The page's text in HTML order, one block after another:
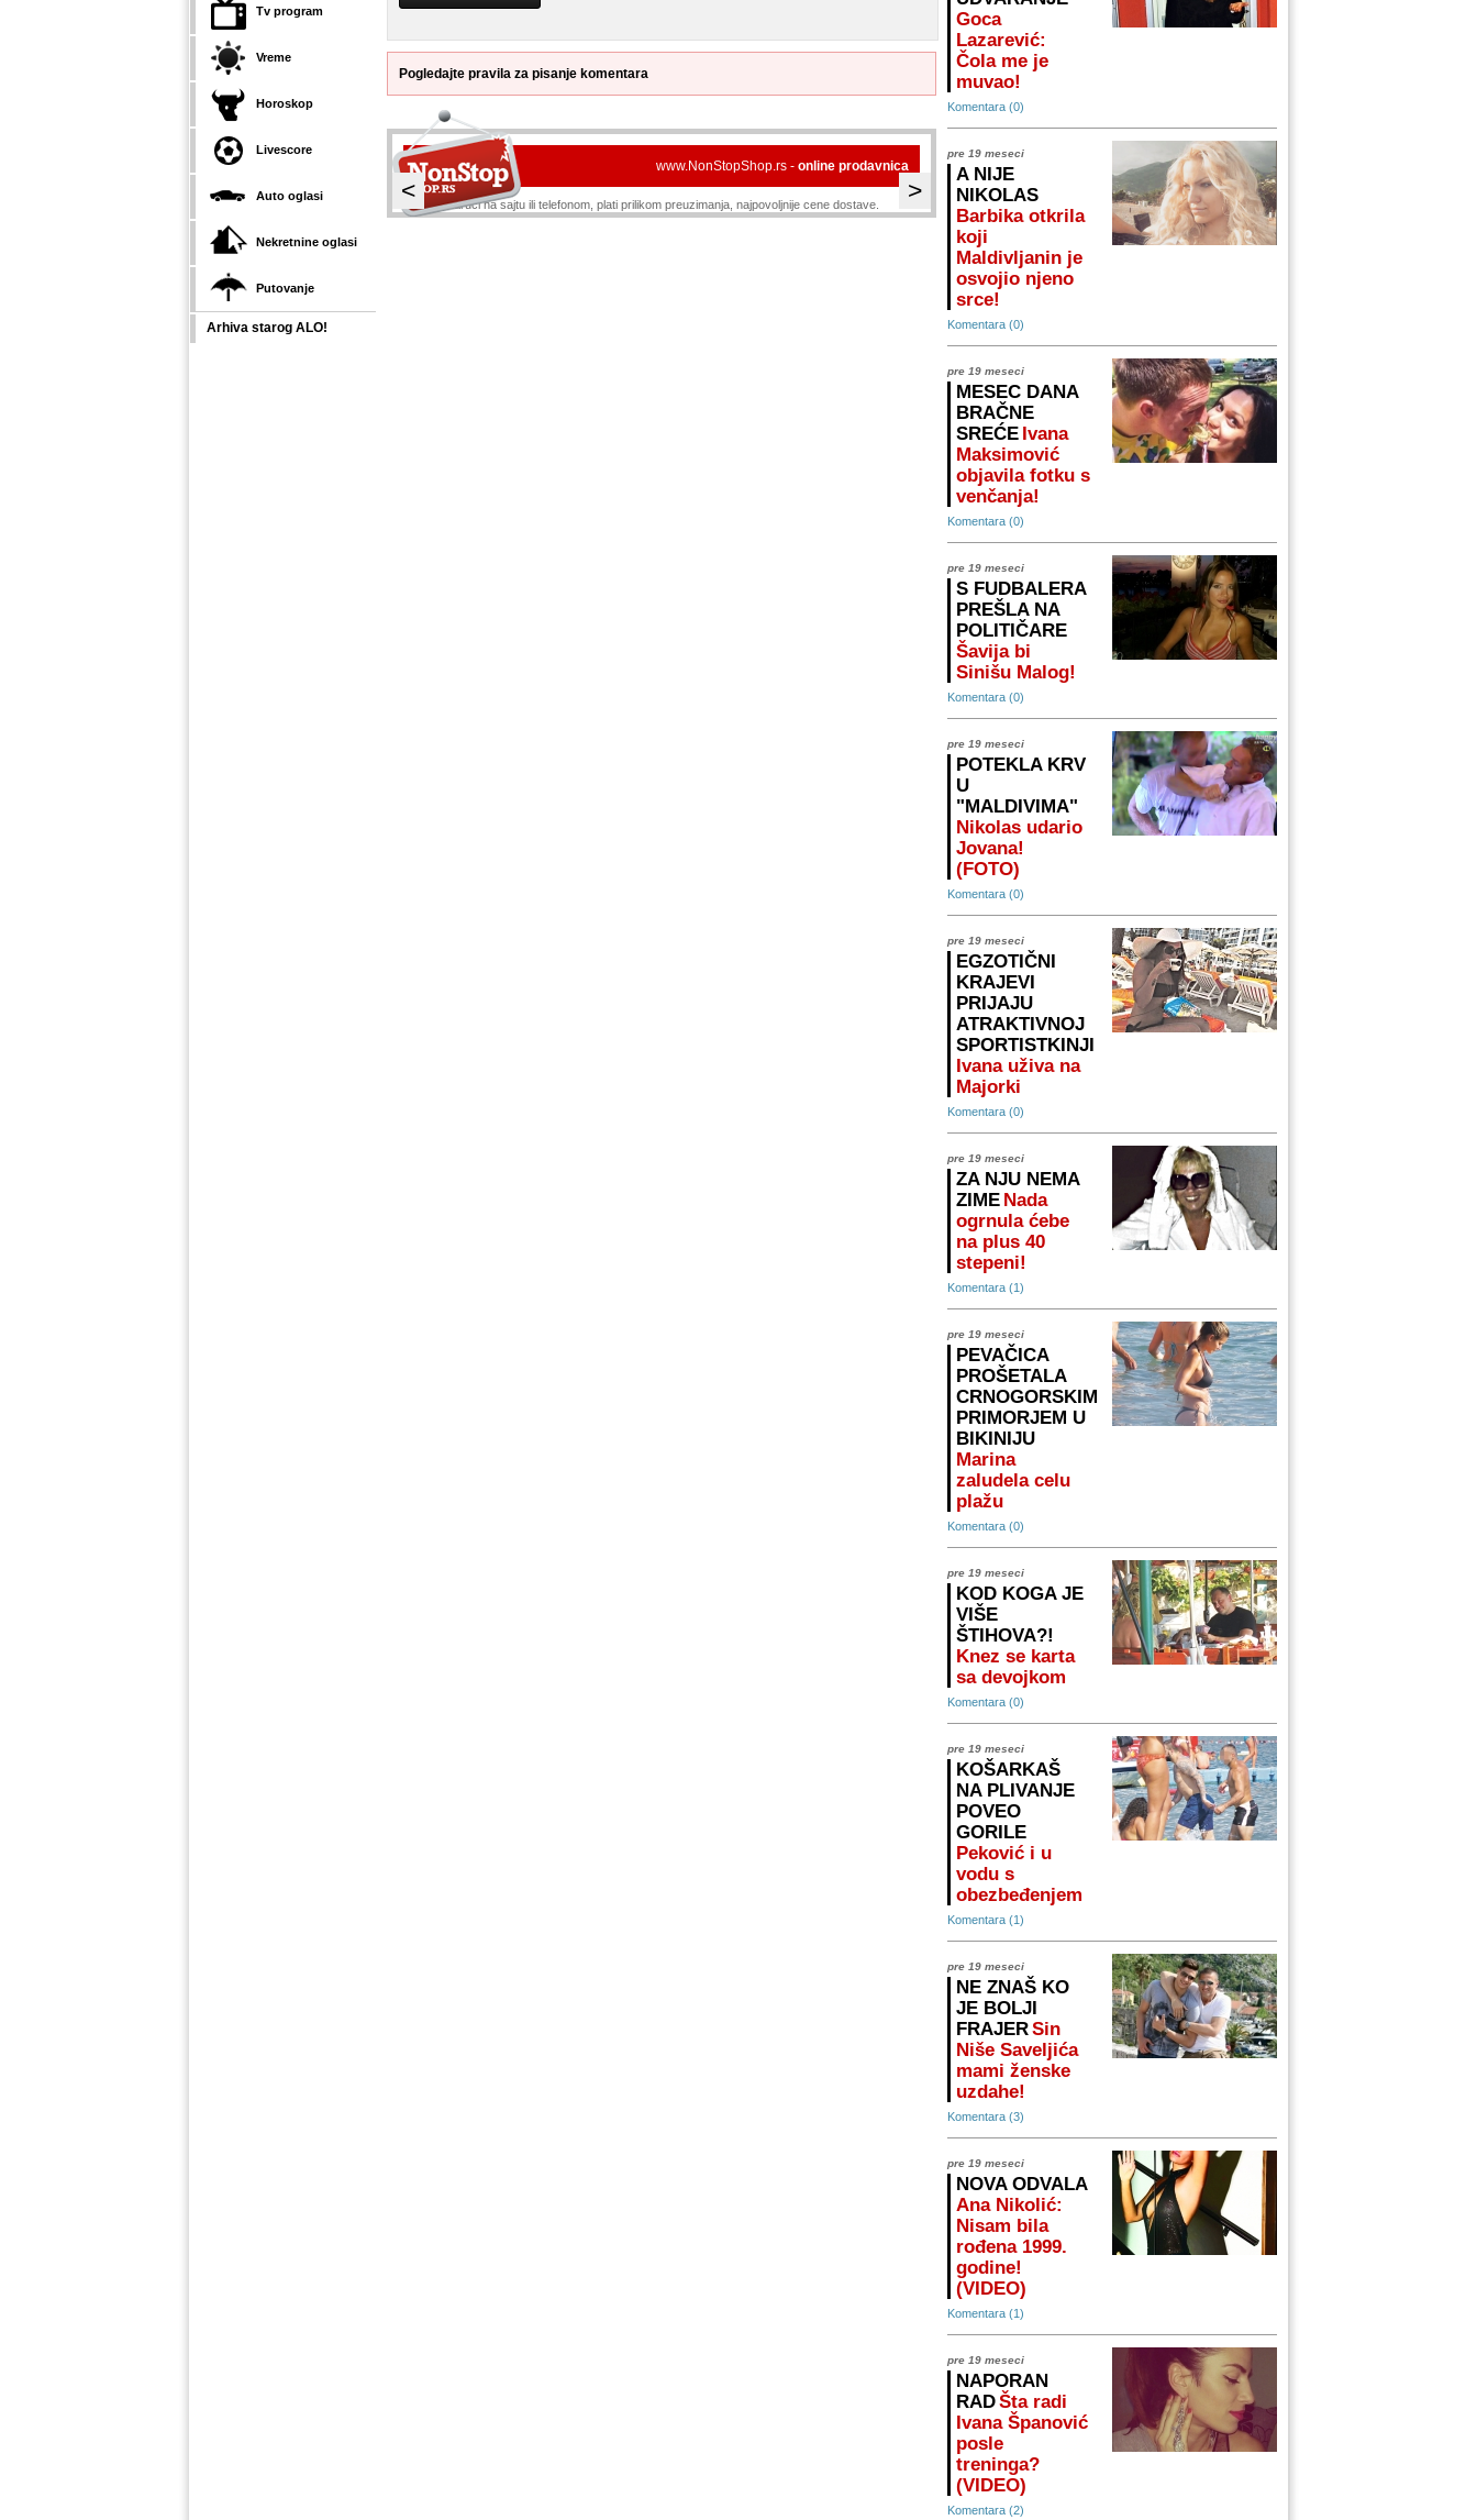
Tv program
Vreme
Horoskop
Livescore
Auto oglasi
Nekretnine oglasi
Putovanje
Arhiva starog ALO!
Pogledajte pravila za pisanje komentara
www.NonStopShop.rs - online prodavnica
< >
Naruči na sajtu ili telefonom, plati prilikom preuzimanja, najpovoljnije cene dostave.
Goca
Lazarević:
Čola me je
muvao!
Komentara (0)
pre 19 meseci
A NIJE
NIKOLAS
Barbika otkrila
koji
Maldivljanin je
osvojio njeno
srce!
Komentara (0)
pre 19 meseci
MESEC DANA
BRAČNE
SREĆE Ivana
Maksimović
objavila fotku s
venčanja!
Komentara (0)
pre 19 meseci
S FUDBALERA
PREŠLA NA
POLITIČARE
Šavija bi
Sinišu Malog!
Komentara (0)
pre 19 meseci
POTEKLA KRV
U
"MALDIVIMA"
Nikolas udario
Jovana!
(FOTO)
Komentara (0)
pre 19 meseci
EGZOTIČNI
KRAJEVI
PRIJAJU
ATRAKTIVNOJ
SPORTISTKINJI
Ivana uživa na
Majorki
Komentara (0)
pre 19 meseci
ZA NJU NEMA
ZIME Nada
ogrnula ćebe
na plus 40
stepeni!
Komentara (1)
pre 19 meseci
PEVAČICA
PROŠETALA
CRNOGORSKIM
PRIMORJEM U
BIKINIJU
Marina
zaludela celu
plažu
Komentara (0)
pre 19 meseci
KOD KOGA JE
VIŠE
ŠTIHOVA?!
Knez se karta
sa devojkom
Komentara (0)
pre 19 meseci
KOŠARKAŠ
NA PLIVANJE
POVEO
GORILE
Peković i u
vodu s
obezbeđenjem
Komentara (1)
pre 19 meseci
NE ZNAŠ KO
JE BOLJI
FRAJERSin
Niše Saveljića
mami ženske
uzdahe!
Komentara (3)
pre 19 meseci
NOVA ODVALA
Ana Nikolić:
Nisam bila
rođena 1999.
godine!
(VIDEO)
Komentara (1)
pre 19 meseci
NAPORAN
RADŠta radi
Ivana Španović
posle
treninga?
(VIDEO)
Komentara (2)